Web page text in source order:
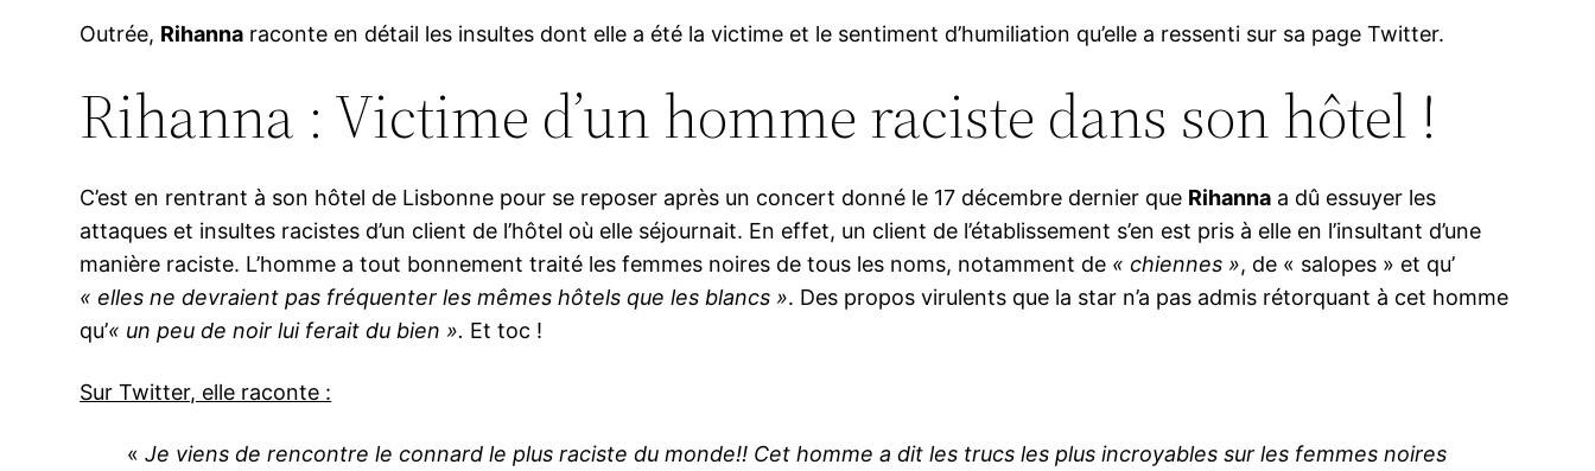
Outrée, Rihanna raconte en détail les insultes dont elle a été la victime et le sentiment d’humiliation qu’elle a ressenti sur sa page Twitter.
Rihanna : Victime d’un homme raciste dans son hôtel !
C’est en rentrant à son hôtel de Lisbonne pour se reposer après un concert donné le 17 décembre dernier que Rihanna a dû essuyer les
attaques et insultes racistes d’un client de l’hôtel où elle séjournait. En effet, un client de l’établissement s’en est pris à elle en l’insultant d’une
manière raciste. L’homme a tout bonnement traité les femmes noires de tous les noms, notamment de « chiennes », de « salopes » et qu’
« elles ne devraient pas fréquenter les mêmes hôtels que les blancs ». Des propos virulents que la star n’a pas admis rétorquant à cet homme
qu’« un peu de noir lui ferait du bien ». Et toc !
Sur Twitter, elle raconte :
«Je viens de rencontre le connard le plus raciste du monde!! Cet homme a dit les trucs les plus incroyables sur les femmes noires